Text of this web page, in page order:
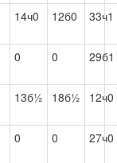
14ч0 12б0 33ч1
0 0 29б1
13б½ 18б½ 12ч0
0 0 27ч0